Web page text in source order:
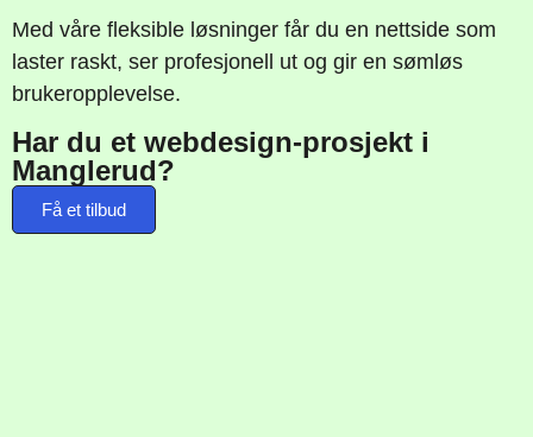
Med våre fleksible løsninger får du en nettside som
laster raskt, ser profesjonell ut og gir en sømløs
brukeropplevelse.
Har du et webdesign-prosjekt i
Manglerud?
Få et tilbud